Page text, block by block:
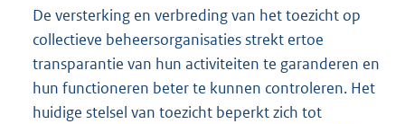
De versterking en verbreding van het toezicht op
collectieve beheersorganisaties strekt ertoe
transparantie van hun activiteiten te garanderen en
hun functioneren beter te kunnen controleren. Het
huidige stelsel van toezicht beperkt zich tot